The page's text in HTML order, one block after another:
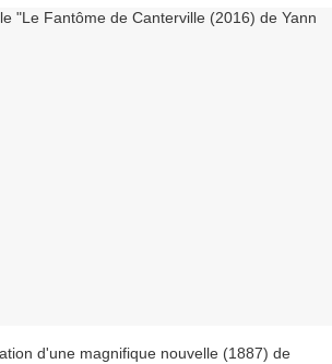
d'une magnifique nouvelle (1887) de